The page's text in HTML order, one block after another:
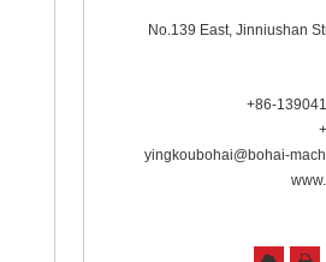
No.139 East, Jinniushan
+86-
yingkoubohai@bohai-